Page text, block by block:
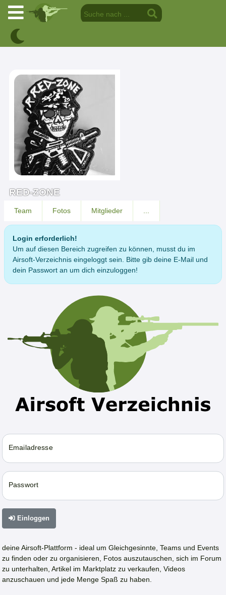
RED-ZONE
Team Fotos Mitglieder
Login erforderlich!
Um auf diesen Bereich zugreifen zu können, musst du im
Airsoft-Verzeichnis eingeloggt sein. Bitte gib deine E-Mail und
dein Passwort an um dich einzuloggen!
Emailadresse
Passwort
Einloggen
deine Airsoft-Plattform - ideal um Gleichgesinnte, Teams und Events
zu finden oder zu organisieren, Fotos auszutauschen, sich im Forum
zu unterhalten, Artikel im Marktplatz zu verkaufen, Videos
anzuschauen und jede Menge Spaß zu haben.